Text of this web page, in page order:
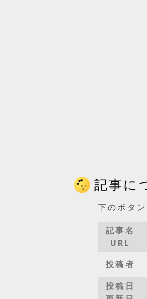
記事に
下のボタ
記事名
URL
投稿者
投稿日